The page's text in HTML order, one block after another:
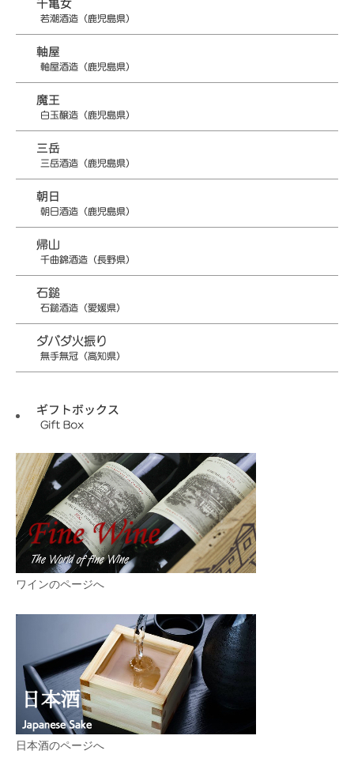
ワインのページへ
日本酒のページへ